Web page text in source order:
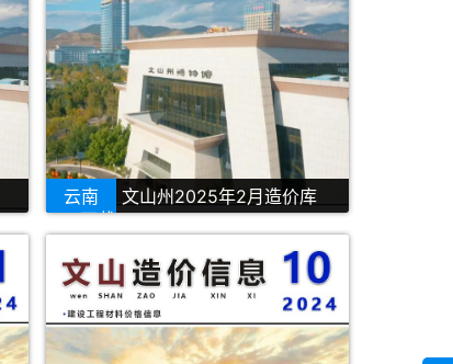
云南
文山州2025年2月造价库
PDF下载